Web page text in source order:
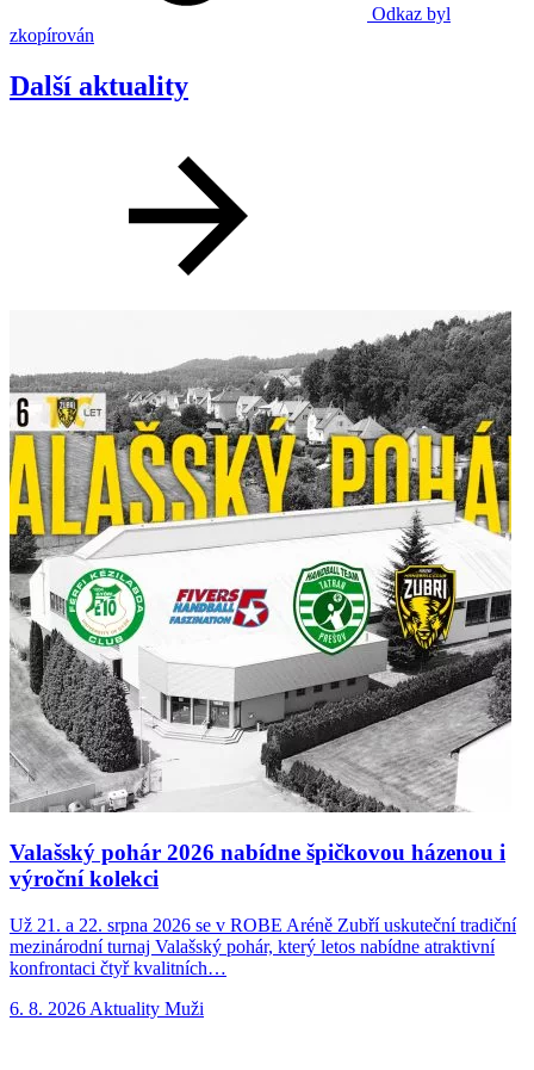
Odkaz byl
zkopírován
Další aktuality
Valašský pohár 2026 nabídne špičkovou házenou i
výroční kolekci
Už 21. a 22. srpna 2026 se v ROBE Aréně Zubří uskuteční tradiční
mezinárodní turnaj Valašský pohár, který letos nabídne atraktivní
konfrontaci čtyř kvalitních…
6. 8. 2026 Aktuality Muži